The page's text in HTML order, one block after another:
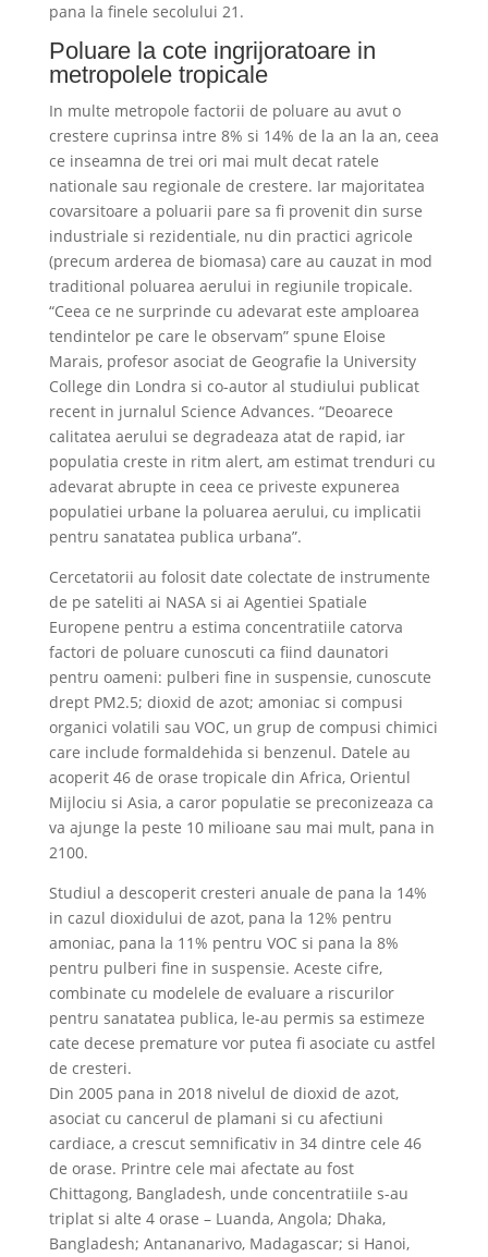
pana la finele secolului 21.
Poluare la cote ingrijoratoare in
metropolele tropicale
In multe metropole factorii de poluare au avut o
crestere cuprinsa intre 8% si 14% de la an la an, ceea
ce inseamna de trei ori mai mult decat ratele
nationale sau regionale de crestere. Iar majoritatea
covarsitoare a poluarii pare sa fi provenit din surse
industriale si rezidentiale, nu din practici agricole
(precum arderea de biomasa) care au cauzat in mod
traditional poluarea aerului in regiunile tropicale.
“Ceea ce ne surprinde cu adevarat este amploarea
tendintelor pe care le observam” spune Eloise
Marais, profesor asociat de Geografie la University
College din Londra si co-autor al studiului publicat
recent in jurnalul Science Advances. “Deoarece
calitatea aerului se degradeaza atat de rapid, iar
populatia creste in ritm alert, am estimat trenduri cu
adevarat abrupte in ceea ce priveste expunerea
populatiei urbane la poluarea aerului, cu implicatii
pentru sanatatea publica urbana”.
Cercetatorii au folosit date colectate de instrumente
de pe sateliti ai NASA si ai Agentiei Spatiale
Europene pentru a estima concentratiile catorva
factori de poluare cunoscuti ca fiind daunatori
pentru oameni: pulberi fine in suspensie, cunoscute
drept PM2.5; dioxid de azot; amoniac si compusi
organici volatili sau VOC, un grup de compusi chimici
care include formaldehida si benzenul. Datele au
acoperit 46 de orase tropicale din Africa, Orientul
Mijlociu si Asia, a caror populatie se preconizeaza ca
va ajunge la peste 10 milioane sau mai mult, pana in
2100.
Studiul a descoperit cresteri anuale de pana la 14%
in cazul dioxidului de azot, pana la 12% pentru
amoniac, pana la 11% pentru VOC si pana la 8%
pentru pulberi fine in suspensie. Aceste cifre,
combinate cu modelele de evaluare a riscurilor
pentru sanatatea publica, le-au permis sa estimeze
cate decese premature vor putea fi asociate cu astfel
de cresteri.
Din 2005 pana in 2018 nivelul de dioxid de azot,
asociat cu cancerul de plamani si cu afectiuni
cardiace, a crescut semnificativ in 34 dintre cele 46
de orase. Printre cele mai afectate au fost
Chittagong, Bangladesh, unde concentratiile s-au
triplat si alte 4 orase – Luanda, Angola; Dhaka,
Bangladesh; Antananarivo, Madagascar; si Hanoi,